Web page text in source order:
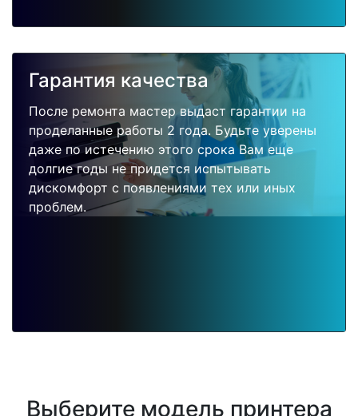
Гарантия качества
После ремонта мастер выдаст гарантии на
проделанные работы 2 года. Будьте уверены
даже по истечению этого срока Вам еще
долгие годы не придется испытывать
дискомфорт с появлениями тех или иных
проблем.
Выберите модель принтера